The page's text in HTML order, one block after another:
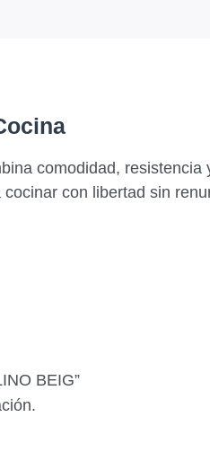
comodidad,
con libertad sin
BEIG”